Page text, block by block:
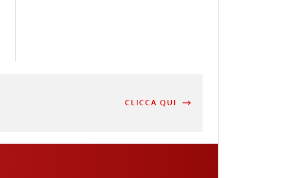
CLICCA QUI